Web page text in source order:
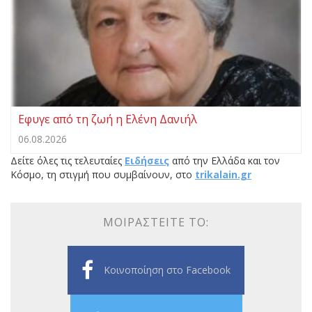
Εφυγε από τη ζωή η Ελένη Δανιήλ
06.08.2026
Δείτε όλες τις τελευταίες Ειδήσεις από την Ελλάδα και τον
Κόσμο, τη στιγμή που συμβαίνουν, στο trikalain.gr
ΜΟΙΡΑΣΤΕΊΤΕ ΤΟ:
Κοινοποίηση στο Facebook